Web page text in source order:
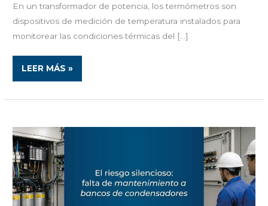
En un transformador de potencia, los termómetros son
dispositivos de medición de temperatura instalados para
monitorear las condiciones térmicas del […]
LEER MÁS »
EL
RIESGO
SILENCIOSO:
FALTA
DE
MANTENIMIENTO
A
BANCOS
DE
CONDENSADORES